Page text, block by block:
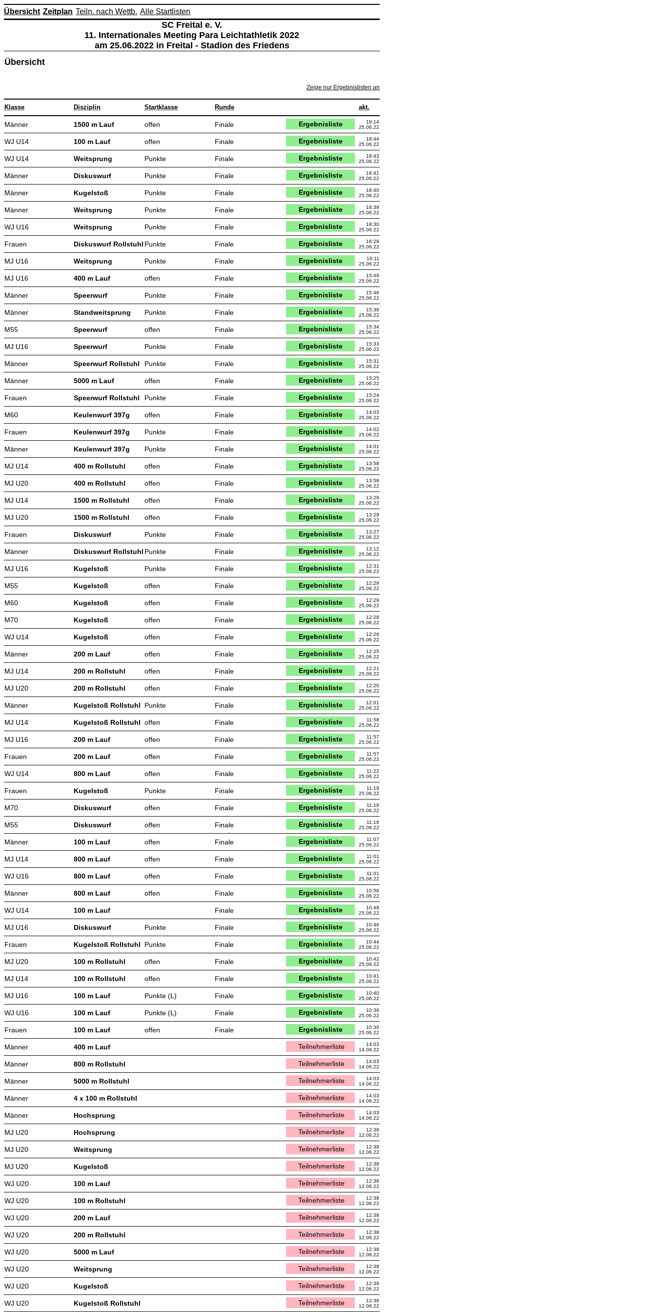
Übersicht Zeitplan Teiln. nach Wettb. Alle Startlisten
SC Freital e. V.
11. Internationales Meeting Para Leichtathletik 2022
am 25.06.2022 in Freital - Stadion des Friedens
Übersicht
Zeige nur Ergebnislisten an
Klasse Disziplin Startklasse Runde akt.
Männer 1500 m Lauf offen Finale Ergebnisliste
19:14
25.06.22
WJ U14 100 m Lauf offen Finale Ergebnisliste
18:44
25.06.22
WJ U14 Weitsprung Punkte Finale Ergebnisliste
18:43
25.06.22
Männer Diskuswurf Punkte Finale Ergebnisliste
18:41
25.06.22
Männer Kugelstoß Punkte Finale Ergebnisliste
18:40
25.06.22
Männer Weitsprung Punkte Finale Ergebnisliste
18:39
25.06.22
WJ U16 Weitsprung Punkte Finale Ergebnisliste
18:30
25.06.22
Frauen Diskuswurf Rollstuhl Punkte Finale Ergebnisliste
16:29
25.06.22
MJ U16 Weitsprung Punkte Finale Ergebnisliste
16:11
25.06.22
MJ U16 400 m Lauf offen Finale Ergebnisliste
15:49
25.06.22
Männer Speerwurf Punkte Finale Ergebnisliste
15:46
25.06.22
Männer Standweitsprung Punkte Finale Ergebnisliste
15:36
25.06.22
M55 Speerwurf offen Finale Ergebnisliste
15:34
25.06.22
MJ U16 Speerwurf Punkte Finale Ergebnisliste
15:33
25.06.22
Männer Speerwurf Rollstuhl Punkte Finale Ergebnisliste
15:31
25.06.22
Männer 5000 m Lauf offen Finale Ergebnisliste
15:25
25.06.22
Frauen Speerwurf Rollstuhl Punkte Finale Ergebnisliste
15:24
25.06.22
M60 Keulenwurf 397g offen Finale Ergebnisliste
14:03
25.06.22
Frauen Keulenwurf 397g Punkte Finale Ergebnisliste
14:02
25.06.22
Männer Keulenwurf 397g Punkte Finale Ergebnisliste
14:01
25.06.22
MJ U14 400 m Rollstuhl offen Finale Ergebnisliste
13:58
25.06.22
MJ U20 400 m Rollstuhl offen Finale Ergebnisliste
13:58
25.06.22
MJ U14 1500 m Rollstuhl offen Finale Ergebnisliste
13:29
25.06.22
MJ U20 1500 m Rollstuhl offen Finale Ergebnisliste
13:29
25.06.22
Frauen Diskuswurf Punkte Finale Ergebnisliste
13:27
25.06.22
Männer Diskuswurf Rollstuhl Punkte Finale Ergebnisliste
13:12
25.06.22
MJ U16 Kugelstoß Punkte Finale Ergebnisliste
12:31
25.06.22
M55 Kugelstoß offen Finale Ergebnisliste
12:29
25.06.22
M60 Kugelstoß offen Finale Ergebnisliste
12:29
25.06.22
M70 Kugelstoß offen Finale Ergebnisliste
12:28
25.06.22
WJ U14 Kugelstoß offen Finale Ergebnisliste
12:26
25.06.22
Männer 200 m Lauf offen Finale Ergebnisliste
12:25
25.06.22
MJ U14 200 m Rollstuhl offen Finale Ergebnisliste
12:21
25.06.22
MJ U20 200 m Rollstuhl offen Finale Ergebnisliste
12:20
25.06.22
Männer Kugelstoß Rollstuhl Punkte Finale Ergebnisliste
12:01
25.06.22
MJ U14 Kugelstoß Rollstuhl offen Finale Ergebnisliste
11:58
25.06.22
MJ U16 200 m Lauf offen Finale Ergebnisliste
11:57
25.06.22
Frauen 200 m Lauf offen Finale Ergebnisliste
11:57
25.06.22
WJ U14 800 m Lauf offen Finale Ergebnisliste
11:22
25.06.22
Frauen Kugelstoß Punkte Finale Ergebnisliste
11:19
25.06.22
M70 Diskuswurf offen Finale Ergebnisliste
11:18
25.06.22
M55 Diskuswurf offen Finale Ergebnisliste
11:16
25.06.22
Männer 100 m Lauf offen Finale Ergebnisliste
11:07
25.06.22
MJ U14 800 m Lauf offen Finale Ergebnisliste
11:01
25.06.22
WJ U16 800 m Lauf offen Finale Ergebnisliste
11:01
25.06.22
Männer 800 m Lauf offen Finale Ergebnisliste
10:56
25.06.22
WJ U14 100 m Lauf Finale Ergebnisliste
10:48
25.06.22
MJ U16 Diskuswurf Punkte Finale Ergebnisliste
10:46
25.06.22
Frauen Kugelstoß Rollstuhl Punkte Finale Ergebnisliste
10:44
25.06.22
MJ U20 100 m Rollstuhl offen Finale Ergebnisliste
10:42
25.06.22
MJ U14 100 m Rollstuhl offen Finale Ergebnisliste
10:41
25.06.22
MJ U16 100 m Lauf Punkte (L) Finale Ergebnisliste
10:40
25.06.22
WJ U16 100 m Lauf Punkte (L) Finale Ergebnisliste
10:36
25.06.22
Frauen 100 m Lauf offen Finale Ergebnisliste
10:30
25.06.22
Männer 400 m Lauf Teilnehmerliste
14:03
14.06.22
Männer 800 m Rollstuhl Teilnehmerliste
14:03
14.06.22
Männer 5000 m Rollstuhl Teilnehmerliste
14:03
14.06.22
Männer 4 x 100 m Rollstuhl Teilnehmerliste
14:03
14.06.22
Männer Hochsprung Teilnehmerliste
14:03
14.06.22
MJ U20 Hochsprung Teilnehmerliste
12:38
12.06.22
MJ U20 Weitsprung Teilnehmerliste
12:38
12.06.22
MJ U20 Kugelstoß Teilnehmerliste
12:38
12.06.22
WJ U20 100 m Lauf Teilnehmerliste
12:38
12.06.22
WJ U20 100 m Rollstuhl Teilnehmerliste
12:38
12.06.22
WJ U20 200 m Lauf Teilnehmerliste
12:38
12.06.22
WJ U20 200 m Rollstuhl Teilnehmerliste
12:38
12.06.22
WJ U20 5000 m Lauf Teilnehmerliste
12:38
12.06.22
WJ U20 Weitsprung Teilnehmerliste
12:38
12.06.22
WJ U20 Kugelstoß Teilnehmerliste
12:38
12.06.22
WJ U20 Kugelstoß Rollstuhl Teilnehmerliste
12:38
12.06.22